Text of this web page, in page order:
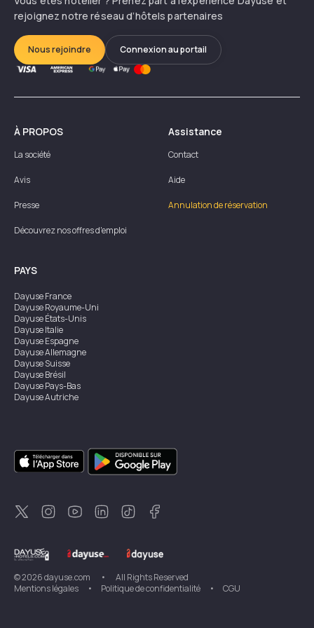
rejoignez notre réseau d’hôtels partenaires
Nous rejoindre Connexion au portail
À PROPOS
La société
Avis
Presse
Découvrez nos offres d'emploi
Assistance
Contact
Aide
Annulation de réservation
PAYS
DayuseFrance
DayuseRoyaume-Uni
DayuseÉtats-Unis
DayuseItalie
DayuseEspagne
DayuseAllemagne
DayuseSuisse
DayuseBrésil
DayusePays-Bas
DayuseAutriche
DayuseSingapour
DayuseSuède
DayuseThaïlande
DayuseNouvelle-Zélande
DayuseTurquie
©2026dayuse.com •
All Rights Reserved
Mentions légales
• Politique de confidentialité • CGU